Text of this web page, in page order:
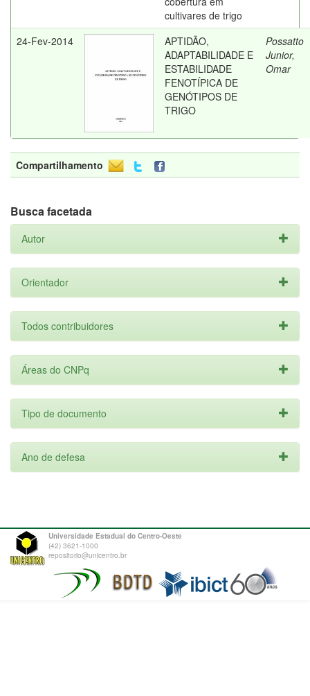
cultivares de trigo
24-Fev-2014
APTIDÃO,
ADAPTABILIDADE E
ESTABILIDADE
FENOTÍPICA DE
GENÓTIPOS DE
TRIGO
Possatto
Junior,
Omar
Compartilhamento
Busca facetada
Autor
Orientador
Todos contribuidores
Áreas do CNPq
Tipo de documento
Ano de defesa
Universidade Estadual do Centro-Oeste
(42) 3621-1000
repositorio@unicentro.br